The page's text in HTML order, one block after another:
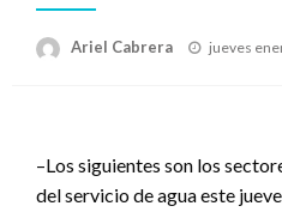
Ariel Cabrera
Publicado
jueves
–Los siguientes son los
del servicio de agua este